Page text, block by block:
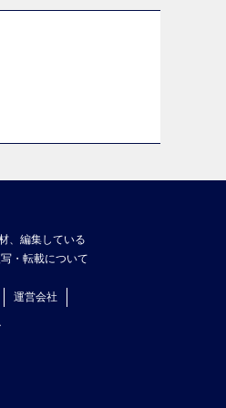
、編集している
・転載について
運営会社